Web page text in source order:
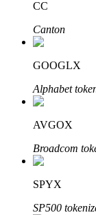
Investimento
Obtenha
CC
Canton
GOOGLX
Alphabet
AVGOX
Broadcom
SPYX
SP500